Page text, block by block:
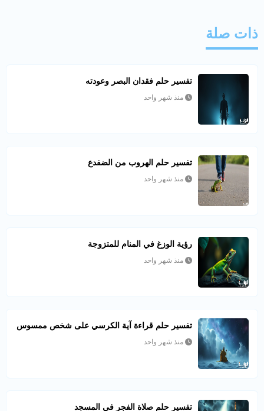
ذات صلة
تفسير حلم فقدان البصر وعودته
منذ شهر واحد
تفسير حلم الهروب من الضفدع
منذ شهر واحد
رؤية الوزغ في المنام للمتزوجة
منذ شهر واحد
تفسير حلم قراءة آية الكرسي على شخص ممسوس
منذ شهر واحد
تفسير حلم صلاة الفجر في المسجد